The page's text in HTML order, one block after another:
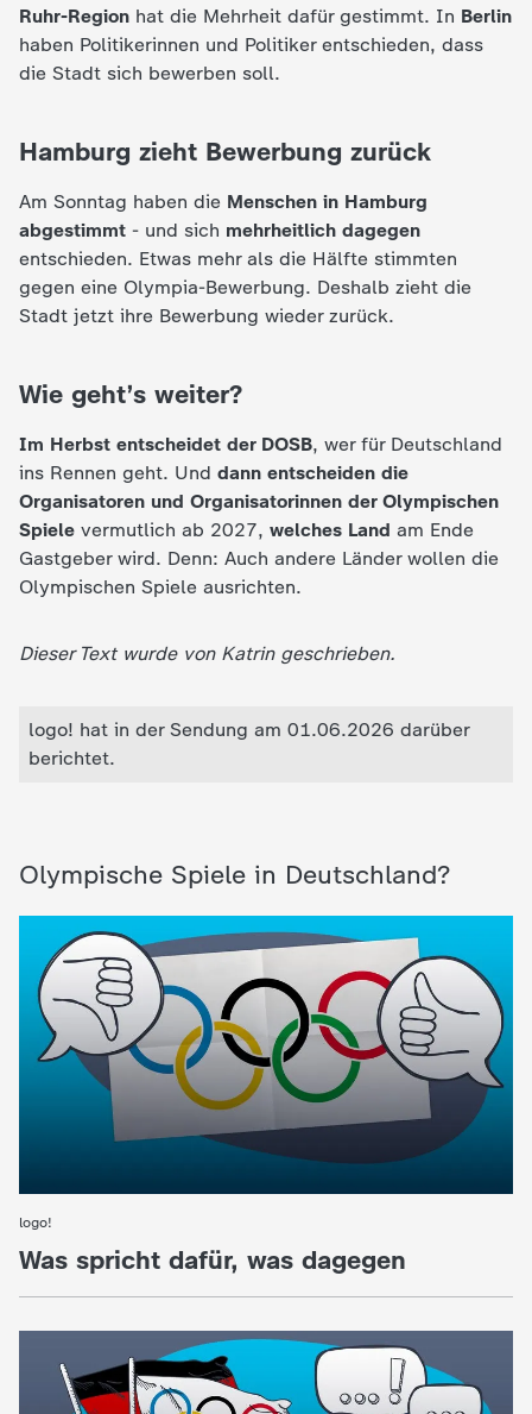
e
e
D
Ruhr-Region hat die Mehrheit dafür gestimmt. In Berlin
haben Politikerinnen und Politiker entschieden, dass
die Stadt sich bewerben soll.
Hamburg zieht Bewerbung zurück
Am Sonntag haben die Menschen in Hamburg
abgestimmt - und sich mehrheitlich dagegen
entschieden. Etwas mehr als die Hälfte stimmten
gegen eine Olympia-Bewerbung. Deshalb zieht die
Stadt jetzt ihre Bewerbung wieder zurück.
Wie geht’s weiter?
Im Herbst entscheidet der DOSB, wer für Deutschland
ins Rennen geht. Und dann entscheiden die
Organisatoren und Organisatorinnen der Olympischen
Spiele vermutlich ab 2027, welches Land am Ende
Gastgeber wird. Denn: Auch andere Länder wollen die
Olympischen Spiele ausrichten.
Dieser Text wurde von Katrin geschrieben.
logo! hat in der Sendung am 01.06.2026 darüber
berichtet.
Olympische Spiele in Deutschland?
logo!
:
Was spricht dafür, was dagegen